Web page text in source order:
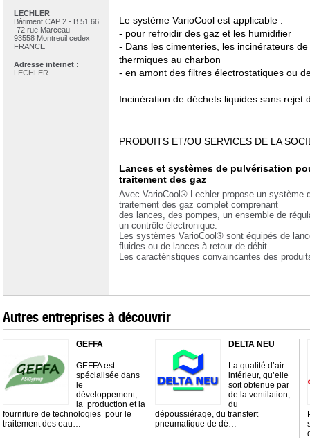
LECHLER
Bâtiment CAP 2 - B 51 66
-72 rue Marceau
93558 Montreuil cedex
FRANCE
Adresse internet :
LECHLER
Le système VarioCool est applicable :
- pour refroidir des gaz et les humidifier
- Dans les cimenteries, les incinérateurs
thermiques au charbon
- en amont des filtres électrostatiques ou
Incinération de déchets liquides sans rejet
PRODUITS ET/OU SERVICES DE LA
Lances et systèmes de pulvérisation
traitement des gaz
Avec VarioCool® Lechler propose un système
traitement des gaz complet comprenant
des lances, des pompes, un ensemble de
un contrôle électronique.
Les systèmes VarioCool® sont équipés de
fluides ou de lances à retour de débit.
Les caractéristiques convaincantes des
Autres entreprises à découvrir
GEFFA
GEFFA est
spécialisée dans
le
développement,
la production et la
fourniture de technologies pour le
traitement des eau…
DELTA NEU
La qualité d’air
intérieur, qu’elle
soit obtenue par
de la ventilation,
du
dépoussiérage, du transfert
pneumatique de dé…